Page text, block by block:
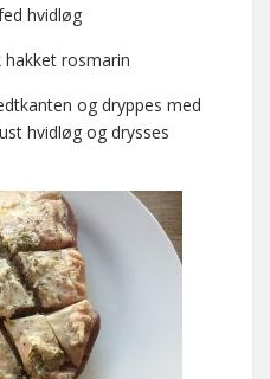
hvidløg
rosmarin
og dryppes med
hvidløg og drysses